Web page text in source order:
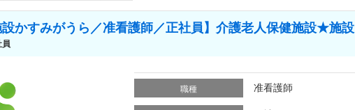
かすみがうら／准看護師／正社員】介護老人保健施設★施設
職種 准看護師